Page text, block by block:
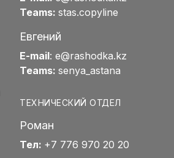
Teams: stas.copyline
Евгений
E-mail: e@rashodka.kz
Teams: senya_astana
ТЕХНИЧЕСКИЙ ОТДЕЛ
Роман
Тел: +7 776 970 20 20